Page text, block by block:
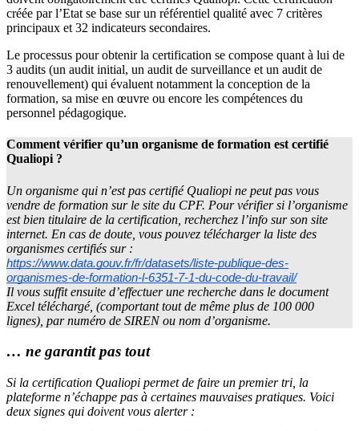
créée par l’Etat se base sur un référentiel qualité avec 7 critères
principaux et 32 indicateurs secondaires.
Le processus pour obtenir la certification se compose quant à lui de
3 audits (un audit initial, un audit de surveillance et un audit de
renouvellement) qui évaluent notamment la conception de la
formation, sa mise en œuvre ou encore les compétences du
personnel pédagogique.
Comment vérifier qu’un organisme de formation est certifié
Qualiopi ?
Un organisme qui n’est pas certifié Qualiopi ne peut pas vous
vendre de formation sur le site du CPF. Pour vérifier si l’organisme
est bien titulaire de la certification, recherchez l’info sur son site
internet. En cas de doute, vous pouvez télécharger la liste des
organismes certifiés sur :
https://www.data.gouv.fr/fr/datasets/liste-publique-des-
organismes-de-formation-l-6351-7-1-du-code-du-travail/
Il vous suffit ensuite d’effectuer une recherche dans le document
Excel téléchargé, (comportant tout de même plus de 100 000
lignes), par numéro de SIREN ou nom d’organisme.
… ne garantit pas tout
Si la certification Qualiopi permet de faire un premier tri, la
plateforme n’échappe pas à certaines mauvaises pratiques. Voici
deux signes qui doivent vous alerter :